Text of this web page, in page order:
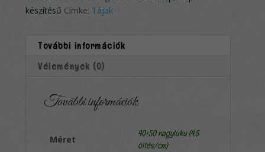
készítésű Címke: Tájak
További információk
Vélemények (0)
További információk
Méret
40×50 nagyluku (4,5
öltés/cm)